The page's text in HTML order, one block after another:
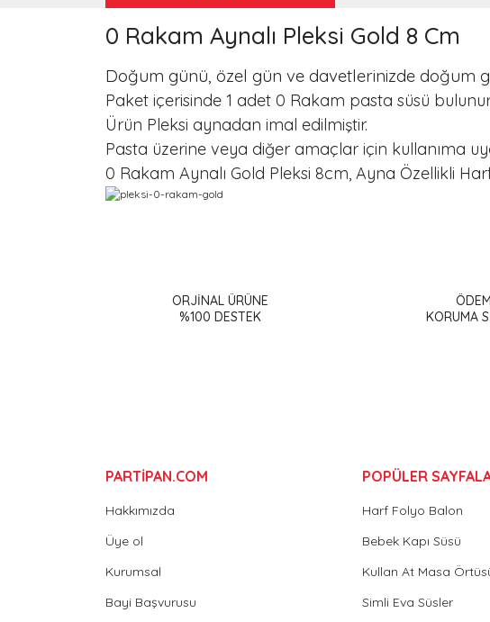
0 Rakam Aynalı Pleksi Gold 8 Cm
Doğum günü, özel gün ve davetlerinizde doğum
Paket içerisinde 1 adet 0 Rakam pasta süsü
Ürün Pleksi aynadan imal edilmiştir.
Pasta üzerine veya diğer amaçlar için kullanıma
0 Rakam Aynalı Gold Pleksi 8cm, Ayna Özellikli
Ürün resmi kalitesiz, bozuk veya görüntülenemiyor.
ORJİNAL ÜRÜNE
%100 DESTEK
KORUMA
PARTİPAN.COM
Hakkımızda
Üye ol
Kurumsal
Bayi Başvurusu
POPÜLER
Harf Folyo Balon
Bebek Kapı Süsü
Kullan At Masa
Simli Eva Süsler